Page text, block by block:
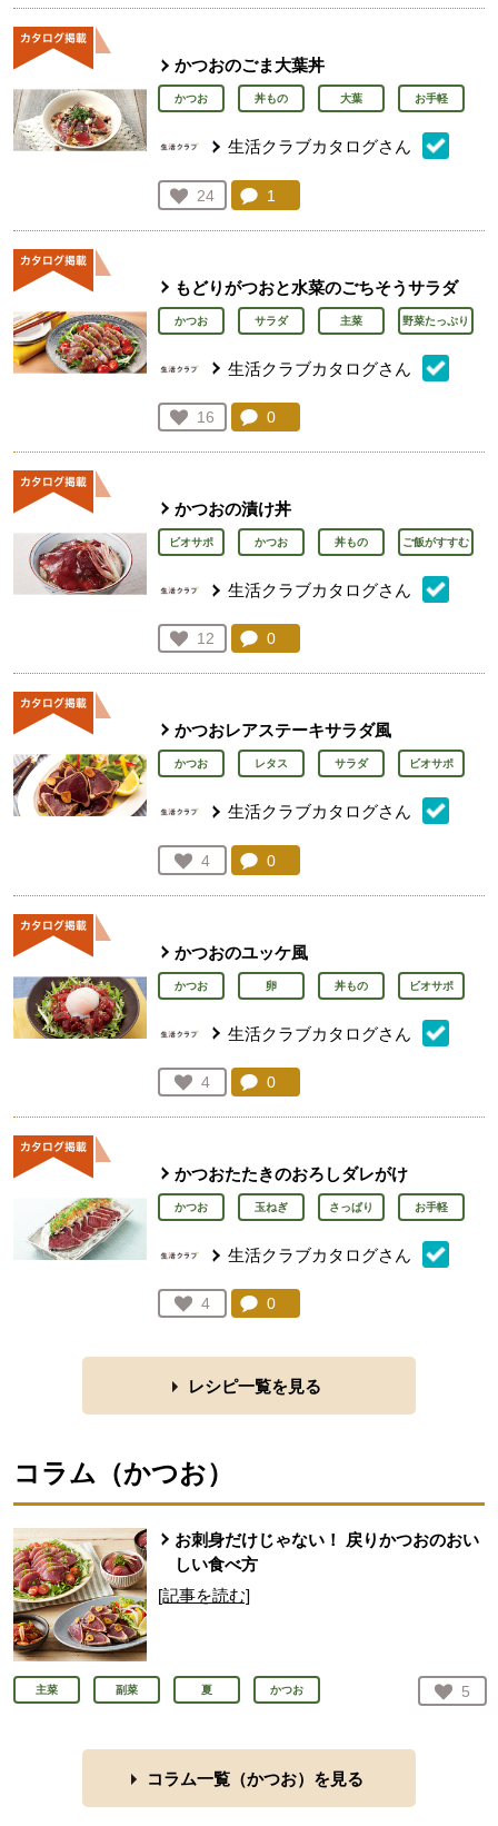
かつおのごま大葉丼
かつお 丼もの 大葉 お手軽
生活クラブカタログさん
お気に入り登録：
24
人が登録
コメント：
1
もどりがつおと水菜のごちそうサラダ
かつお サラダ 主菜 野菜たっぷり
生活クラブカタログさん
お気に入り登録：
16
人が登録
コメント：
0
かつおの漬け丼
ビオサポ かつお 丼もの ご飯がすすむ
生活クラブカタログさん
お気に入り登録：
12
人が登録
コメント：
0
かつおレアステーキサラダ風
かつお レタス サラダ ビオサポ
生活クラブカタログさん
お気に入り登録：
4
人が登録
コメント：
0
かつおのユッケ風
かつお 卵 丼もの ビオサポ
生活クラブカタログさん
お気に入り登録：
4
人が登録
コメント：
0
かつおたたきのおろしダレがけ
かつお 玉ねぎ さっぱり お手軽
生活クラブカタログさん
お気に入り登録：
4
人が登録
コメント：
0
レシピ一覧を見る
コラム（かつお）
お刺身だけじゃない！ 戻りかつおのおい
しい食べ方
[記事を読む]
主菜 副菜 夏 かつお お気
5
人
コラム一覧（かつお）を見る